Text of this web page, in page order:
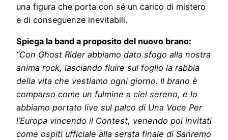
una figura che porta con sé un carico di mistero
e di conseguenze inevitabili.
Spiega la band a proposito del nuovo brano:
“Con Ghost Rider abbiamo dato sfogo alla nostra
anima rock, lasciando fluire sul foglio la rabbia
della vita che vestiamo ogni giorno. Il brano è
comparso come un fulmine a ciel sereno, e lo
abbiamo portato live sul palco di Una Voce Per
l’Europa vincendo il Contest, venendo poi invitati
come ospiti ufficiale alla serata finale di Sanremo